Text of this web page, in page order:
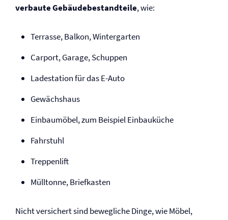
verbaute Gebäudebestandteile, wie:
Terrasse, Balkon, Wintergarten
Carport, Garage, Schuppen
Ladestation für das E-Auto
Gewächshaus
Einbaumöbel, zum Beispiel Einbauküche
Fahrstuhl
Treppenlift
Mülltonne, Briefkasten
Nicht versichert sind bewegliche Dinge, wie Möbel,